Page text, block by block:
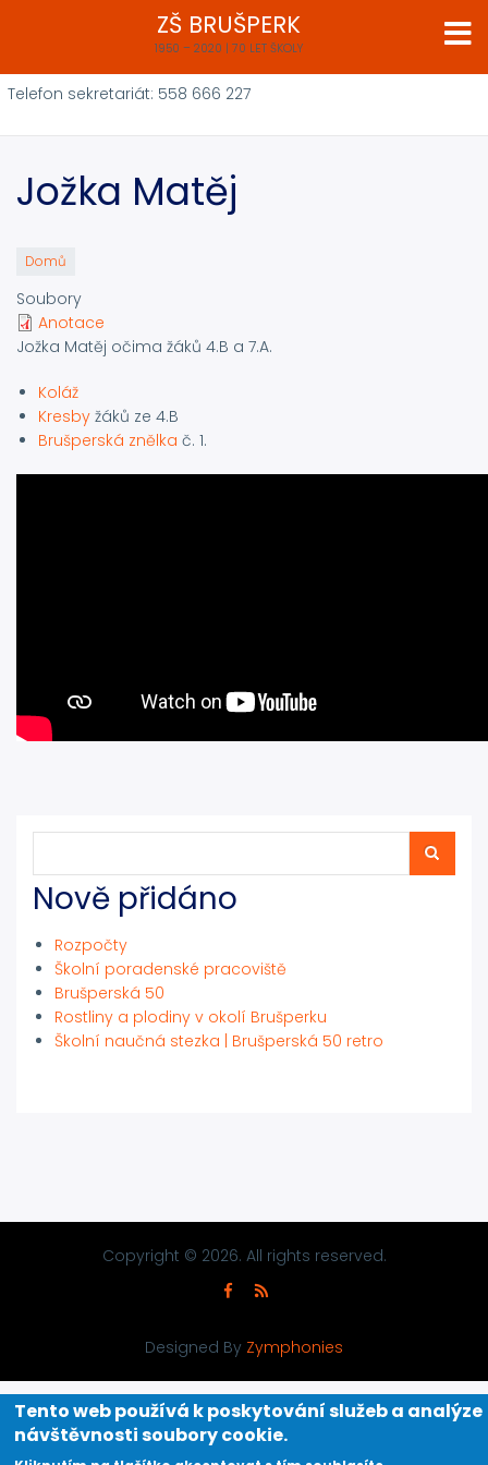
obsahu
ZŠ BRUŠPERK
1950 – 2020 | 70 LET ŠKOLY
Telefon sekretariát: 558 666 227
Jožka Matěj
Domů
Soubory
Anotace
Jožka Matěj očima žáků 4.B a 7.A.
Koláž
Kresby žáků ze 4.B
Brušperská znělka č. 1.
Nově přidáno
Rozpočty
Školní poradenské pracoviště
Brušperská 50
Rostliny a plodiny v okolí Brušperku
Školní naučná stezka | Brušperská 50 retro
Copyright © 2026. All rights reserved.
Designed By Zymphonies
Tento web používá k poskytování služeb a analýze
návštěvnosti soubory cookie.